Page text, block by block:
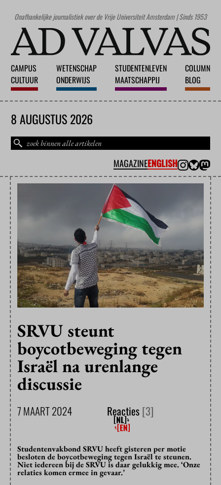
Onafhankelijke journalistiek over de Vrije Universiteit Amsterdam | Sinds 1953
CAMPUS
CULTUUR
WETENSCHAP
ONDERWIJS
STUDENTENLEVEN
MAATSCHAPPIJ
COLUMN
BLOG
8 AUGUSTUS 2026
MAGAZINEENGLISH
SRVU steunt
boycotbeweging tegen
Israël na urenlange
discussie
7 MAART 2024 Reacties[3]
Studentenvakbond SRVU heeft gisteren per motie
besloten de boycotbeweging tegen Israël te steunen.
Niet iedereen bij de SRVU is daar gelukkig mee. ‘Onze
relaties komen ermee in gevaar.’